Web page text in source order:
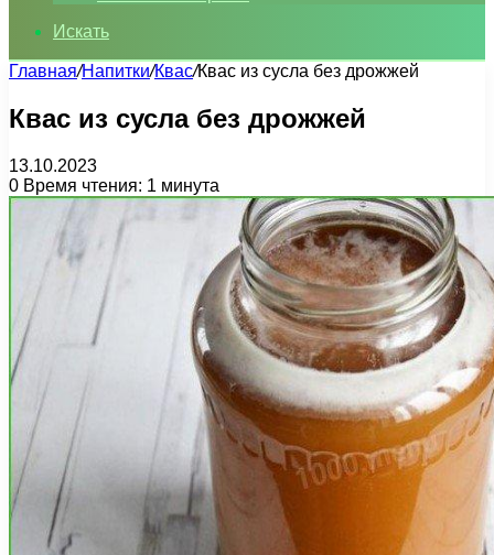
Искать
Главная/Напитки/Квас/Квас из сусла без дрожжей
Квас из сусла без дрожжей
13.10.2023
0 Время чтения: 1 минута